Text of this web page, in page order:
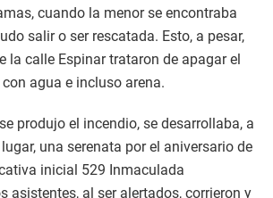
cuando la menor se encontraba
salir o ser rescatada. Esto, a pesar,
la calle Espinar trataron de apagar el
agua e incluso arena.
produjo el incendio, se desarrollaba, a
una serenata por el aniversario de
inicial 529 Inmaculada
asistentes, al ser alertados, corrieron y